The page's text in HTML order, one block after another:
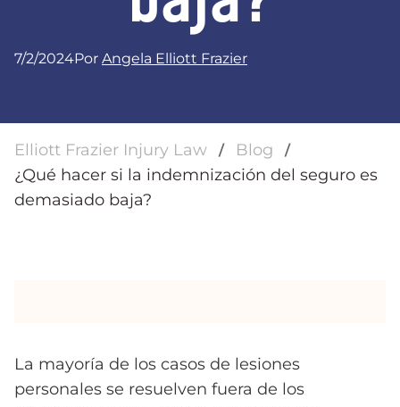
7/2/2024Por Angela Elliott Frazier
Elliott Frazier Injury Law
Blog
¿Qué hacer si la indemnización del seguro es
demasiado baja?
La mayoría de los casos de lesiones
personales se resuelven fuera de los